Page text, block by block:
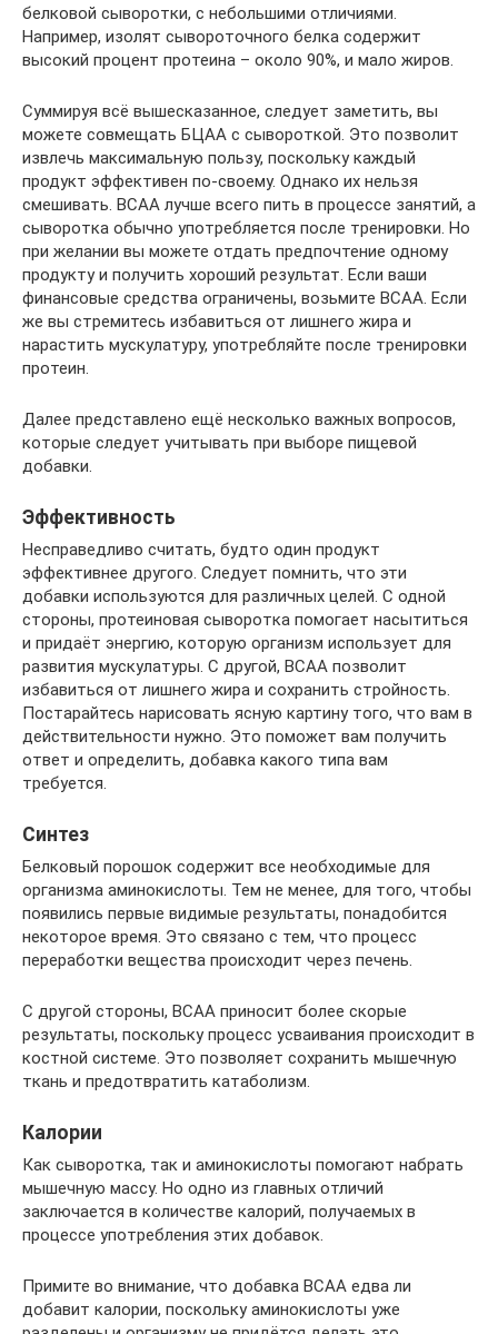
белковой сыворотки, с небольшими отличиями.
Например, изолят сывороточного белка содержит
высокий процент протеина – около 90%, и мало жиров.
Суммируя всё вышесказанное, следует заметить, вы
можете совмещать БЦАА с сывороткой. Это позволит
извлечь максимальную пользу, поскольку каждый
продукт эффективен по-своему. Однако их нельзя
смешивать. BCAA лучше всего пить в процессе занятий, а
сыворотка обычно употребляется после тренировки. Но
при желании вы можете отдать предпочтение одному
продукту и получить хороший результат. Если ваши
финансовые средства ограничены, возьмите BCAA. Если
же вы стремитесь избавиться от лишнего жира и
нарастить мускулатуру, употребляйте после тренировки
протеин.
Далее представлено ещё несколько важных вопросов,
которые следует учитывать при выборе пищевой
добавки.
Эффективность
Несправедливо считать, будто один продукт
эффективнее другого. Следует помнить, что эти
добавки используются для различных целей. С одной
стороны, протеиновая сыворотка помогает насытиться
и придаёт энергию, которую организм использует для
развития мускулатуры. С другой, BCAA позволит
избавиться от лишнего жира и сохранить стройность.
Постарайтесь нарисовать ясную картину того, что вам в
действительности нужно. Это поможет вам получить
ответ и определить, добавка какого типа вам
требуется.
Синтез
Белковый порошок содержит все необходимые для
организма аминокислоты. Тем не менее, для того, чтобы
появились первые видимые результаты, понадобится
некоторое время. Это связано с тем, что процесс
переработки вещества происходит через печень.
С другой стороны, BCAA приносит более скорые
результаты, поскольку процесс усваивания происходит в
костной системе. Это позволяет сохранить мышечную
ткань и предотвратить катаболизм.
Калории
Как сыворотка, так и аминокислоты помогают набрать
мышечную массу. Но одно из главных отличий
заключается в количестве калорий, получаемых в
процессе употребления этих добавок.
Примите во внимание, что добавка BCAA едва ли
добавит калории, поскольку аминокислоты уже